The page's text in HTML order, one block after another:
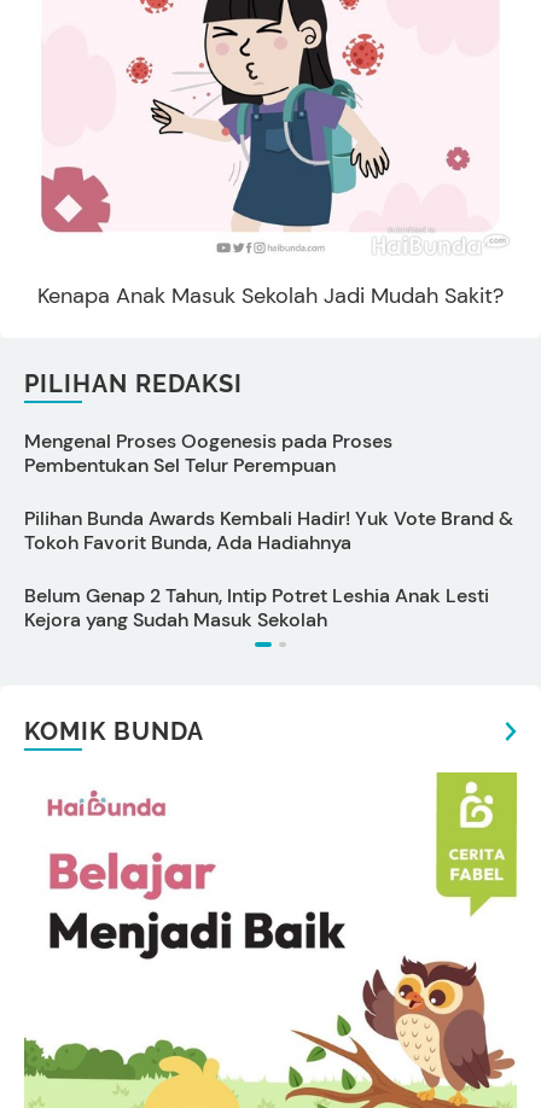
Kenapa Anak Masuk Sekolah Jadi Mudah Sakit?
PILIHAN REDAKSI
Mengenal Proses Oogenesis pada Proses
Pembentukan Sel Telur Perempuan
Pilihan Bunda Awards Kembali Hadir! Yuk Vote Brand &
Tokoh Favorit Bunda, Ada Hadiahnya
Belum Genap 2 Tahun, Intip Potret Leshia Anak Lesti
Kejora yang Sudah Masuk Sekolah
KOMIK BUNDA